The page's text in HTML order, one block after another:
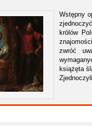
Wstępny
królów
zwróć
książęta